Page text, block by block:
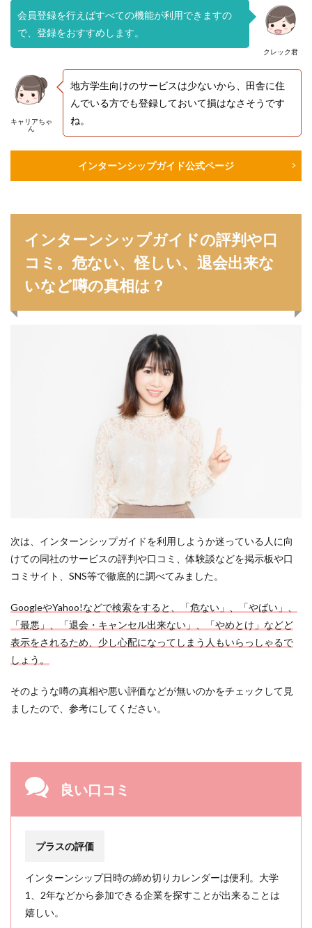
クレック君
会員登録を行えばすべての機能が利用できますの
で、登録をおすすめします。
キャリアちゃ
ん
地方学生向けのサービスは少ないから、田舎に住
んでいる方でも登録しておいて損はなさそうです
ね。
インターンシップガイド公式ページ
インターンシップガイドの評判や口
コミ。危ない、怪しい、退会出来な
いなど噂の真相は？
次は、インターンシップガイドを利用しようか迷っている人に向
けての同社のサービスの評判や口コミ、体験談などを掲示板や口
コミサイト、SNS等で徹底的に調べてみました。
GoogleやYahoo!などで検索をすると、「危ない」、「やばい」、
「最悪」、「退会・キャンセル出来ない」、「やめとけ」などど
表示をされるため、少し心配になってしまう人もいらっしゃるで
しょう。
そのような噂の真相や悪い評価などが無いのかをチェックして見
ましたので、参考にしてください。
良い口コミ
プラスの評価
インターンシップ日時の締め切りカレンダーは便利。大学
1、2年などから参加できる企業を探すことが出来ることは
嬉しい。